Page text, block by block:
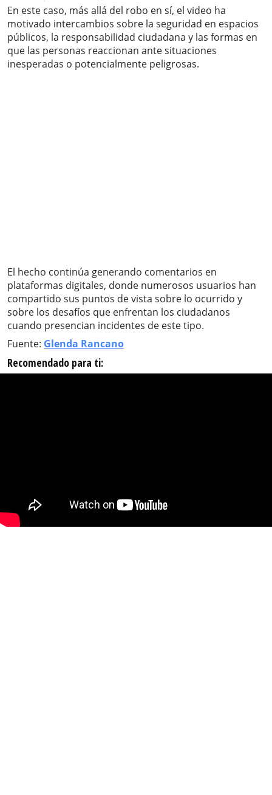
En este caso, más allá del robo en sí, el video ha
motivado intercambios sobre la seguridad en espacios
públicos, la responsabilidad ciudadana y las formas en
que las personas reaccionan ante situaciones
inesperadas o potencialmente peligrosas.
El hecho continúa generando comentarios en
plataformas digitales, donde numerosos usuarios han
compartido sus puntos de vista sobre lo ocurrido y
sobre los desafíos que enfrentan los ciudadanos
cuando presencian incidentes de este tipo.
Fuente: Glenda Rancano
Recomendado para ti: